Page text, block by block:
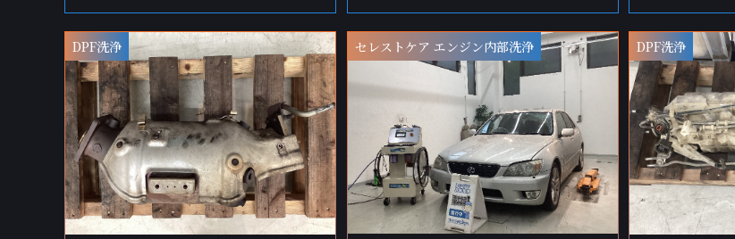
DPF洗浄 セレストケア エンジン内部洗浄 DPF洗浄